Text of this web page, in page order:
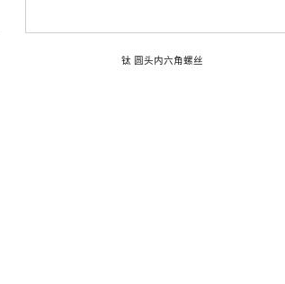
钛 圆头内六角螺丝